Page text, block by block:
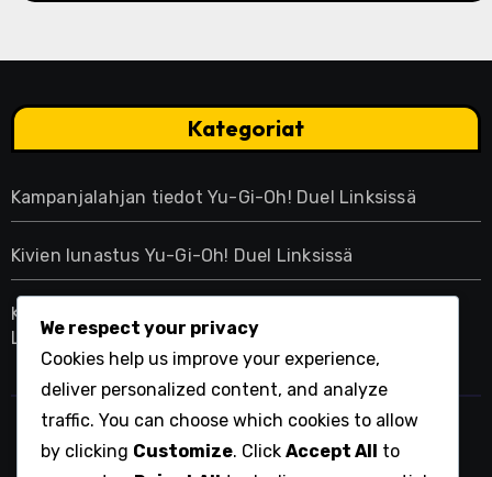
Kategoriat
Kampanjalahjan tiedot Yu-Gi-Oh! Duel Linksissä
Kivien lunastus Yu-Gi-Oh! Duel Linksissä
Kuukausittaiset kirjautumispalkinnot Yu-Gi-Oh! Duel
Linksissä
wjcc2016india.com
We respect your privacy
Cookies help us improve your experience,
deliver personalized content, and analyze
traffic. You can choose which cookies to allow
by clicking Customize. Click Accept All to